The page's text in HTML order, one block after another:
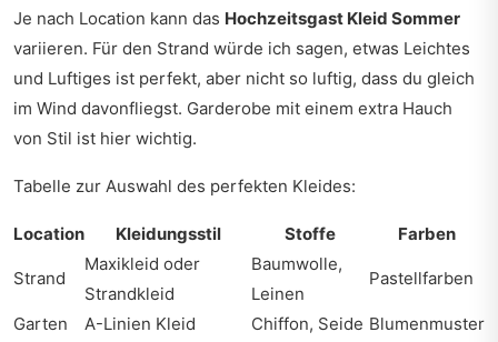
Je nach Location kann das Hochzeitsgast Kleid Sommer
variieren. Für den Strand würde ich sagen, etwas Leichtes
und Luftiges ist perfekt, aber nicht so luftig, dass du gleich
im Wind davonfliegst. Garderobe mit einem extra Hauch
von Stil ist hier wichtig.
Tabelle zur Auswahl des perfekten Kleides:
Location Kleidungsstil Stoffe Farben
Strand
Maxikleid oder
Strandkleid
Baumwolle,
Leinen
Pastellfarben
Garten A-Linien Kleid Chiffon, Seide Blumenmuster